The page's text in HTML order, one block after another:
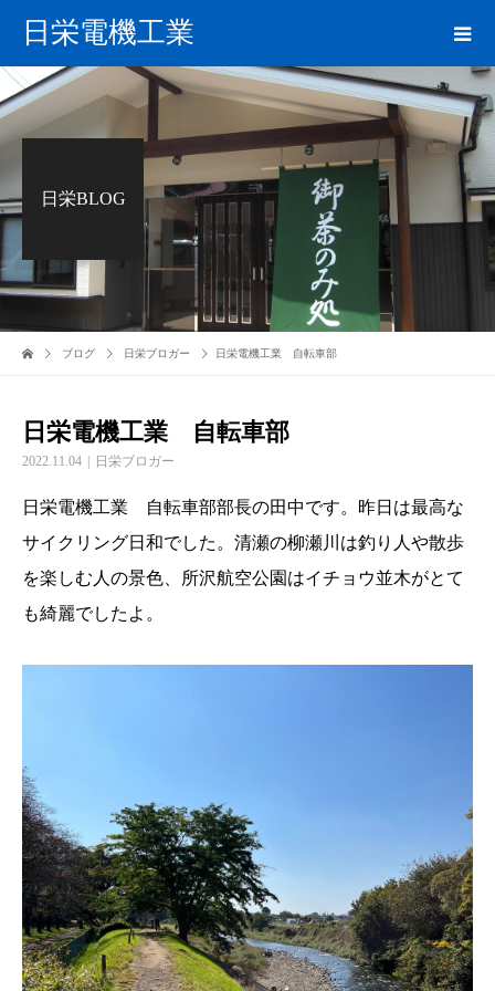
日栄電機工業
日栄BLOG
ブログ 日栄ブロガー 日栄電機工業 自転車部
日栄電機工業 自転車部
2022.11.04 日栄ブロガー
日栄電機工業 自転車部部長の田中です。昨日は最高な
サイクリング日和でした。清瀬の柳瀬川は釣り人や散歩
を楽しむ人の景色、所沢航空公園はイチョウ並木がとて
も綺麗でしたよ。